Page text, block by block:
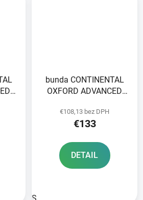
bunda CONTINENTAL
OXFORD ADVANCED
€108,13 bez DPH
€133
DETAIL